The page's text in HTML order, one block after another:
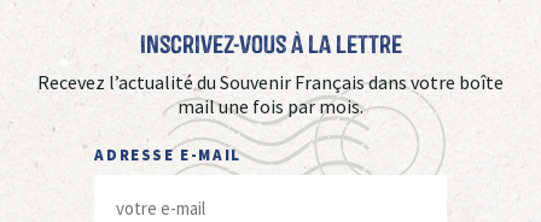
Inscrivez-vous à La Lettre
Recevez l’actualité du Souvenir Français dans votre boîte
mail une fois par mois.
ADRESSE E-MAIL